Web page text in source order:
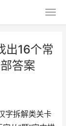
出16个常
答案
字拆解类关卡